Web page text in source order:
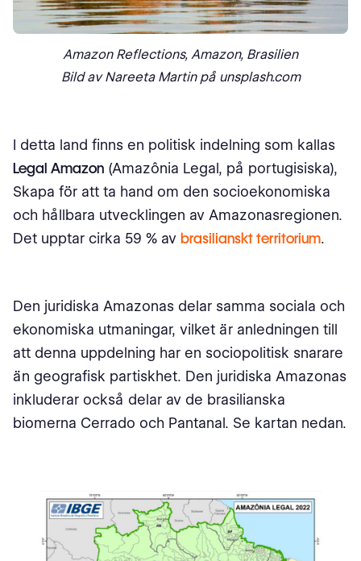
Amazon Reflections, Amazon, Brasilien
Bild av Nareeta Martin på unsplash.com
I detta land finns en politisk indelning som kallas
Legal Amazon (Amazônia Legal, på portugisiska),
Skapa för att ta hand om den socioekonomiska
och hållbara utvecklingen av Amazonasregionen.
Det upptar cirka 59 % av brasilianskt territorium.
Den juridiska Amazonas delar samma sociala och
ekonomiska utmaningar, vilket är anledningen till
att denna uppdelning har en sociopolitisk snarare
än geografisk partiskhet. Den juridiska Amazonas
inkluderar också delar av de brasilianska
biomerna Cerrado och Pantanal. Se kartan nedan.